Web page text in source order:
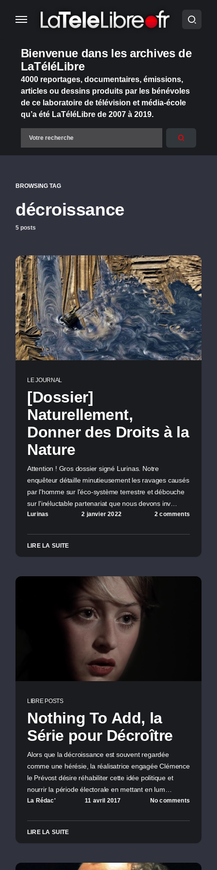
Bienvenue dans les archives de
LaTéléLibre
4000 reportages, documentaires, émissions,
articles ou dessins produits par les bénévoles
de ce laboratoire de télévision et média-école
qu’a été LaTéléLibre de 2007 à 2019.
BROWSING TAG
décroissance
5 posts
LE JOURNAL
[Dossier]
Naturellement,
Donner des Droits à la
Nature
Attention ! Gros dossier signé Lurinas. Notre
enquêteur détaille minutieusement les ravages causés
par l'homme sur l'éco-système terrestre et débouche
sur l'inéluctable partenariat que nous devons inv…
Lurinas 2 janvier 2022 2 comments
LIRE LA SUITE
LIBRE POSTS
Nothing To Add, la
Série pour Décroître
Alors que la décroissance est souvent regardée
comme une hérésie, la réalisatrice engagée Clémence
le Prévost désire réhabiliter cette idée politique et
nourrir la période électorale en mettant en lum…
La Rédac' 11 avril 2017 No comments
LIRE LA SUITE